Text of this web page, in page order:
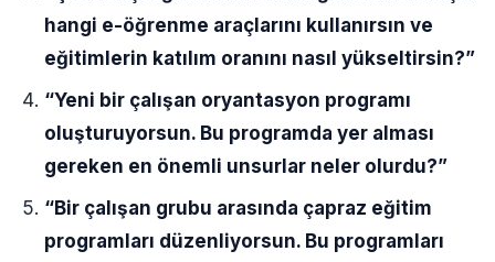
hangi e-öğrenme araçlarını kullanırsın ve
eğitimlerin katılım oranını nasıl yükseltirsin?”
“Yeni bir çalışan oryantasyon programı
oluşturuyorsun. Bu programda yer alması
gereken en önemli unsurlar neler olurdu?”
“Bir çalışan grubu arasında çapraz eğitim
programları düzenliyorsun. Bu programları